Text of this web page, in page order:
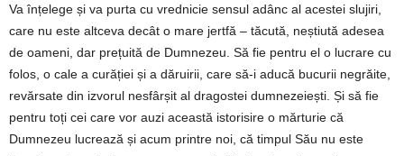
Va înțelege și va purta cu vrednicie sensul adânc al acestei slujiri,
care nu este altceva decât o mare jertfă – tăcută, neștiută adesea
de oameni, dar prețuită de Dumnezeu. Să fie pentru el o lucrare cu
folos, o cale a curăției și a dăruirii, care să-i aducă bucurii negrăite,
revărsate din izvorul nesfârșit al dragostei dumnezeiești. Și să fie
pentru toți cei care vor auzi această istorisire o mărturie că
Dumnezeu lucrează și acum printre noi, că timpul Său nu este